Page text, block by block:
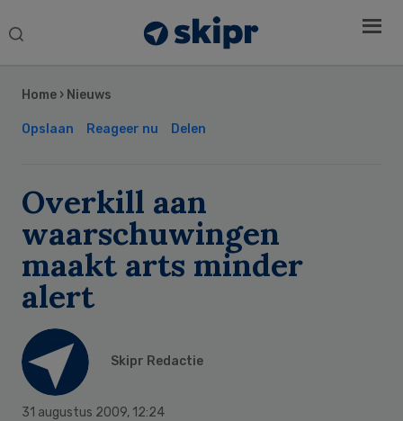
Search
Home › Nieuws
Opslaan Reageer nu Delen
Overkill aan
waarschuwingen
maakt arts minder
alert
Skipr Redactie
31 augustus 2009, 12:24
Sidebar